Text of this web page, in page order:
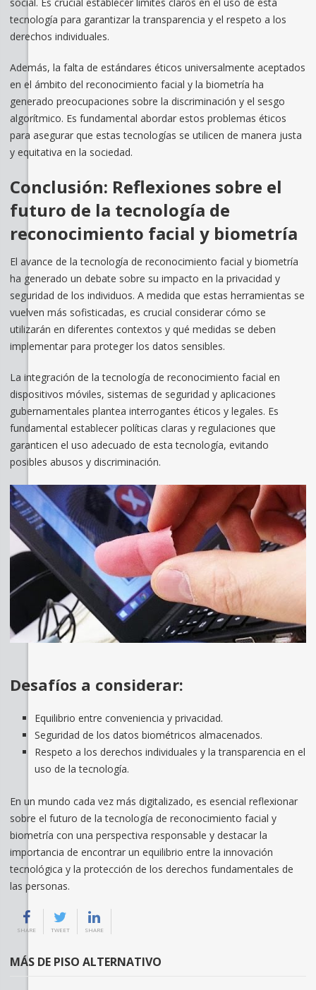
tecnología para garantizar la transparencia y el respeto a los
derechos individuales.
Además, la falta de estándares éticos universalmente aceptados
en el ámbito del reconocimiento facial y la biometría ha
generado preocupaciones sobre la discriminación y el sesgo
algorítmico. Es fundamental abordar estos problemas éticos
para asegurar que estas tecnologías se utilicen de manera justa
y equitativa en la sociedad.
Conclusión: Reflexiones sobre el
futuro de la tecnología de
reconocimiento facial y biometría
El avance de la tecnología de reconocimiento facial y biometría
ha generado un debate sobre su impacto en la privacidad y
seguridad de los individuos. A medida que estas herramientas se
vuelven más sofisticadas, es crucial considerar cómo se
utilizarán en diferentes contextos y qué medidas se deben
implementar para proteger los datos sensibles.
La integración de la tecnología de reconocimiento facial en
dispositivos móviles, sistemas de seguridad y aplicaciones
gubernamentales plantea interrogantes éticos y legales. Es
fundamental establecer políticas claras y regulaciones que
garanticen el uso adecuado de esta tecnología, evitando
posibles abusos y discriminación.
Desafíos a considerar:
Equilibrio entre conveniencia y privacidad.
Seguridad de los datos biométricos almacenados.
Respeto a los derechos individuales y la transparencia en el
uso de la tecnología.
En un mundo cada vez más digitalizado, es esencial reflexionar
sobre el futuro de la tecnología de reconocimiento facial y
biometría con una perspectiva responsable y destacar la
importancia de encontrar un equilibrio entre la innovación
tecnológica y la protección de los derechos fundamentales de
las personas.
SHARE TWEET SHARE
MÁS DE PISO ALTERNATIVO